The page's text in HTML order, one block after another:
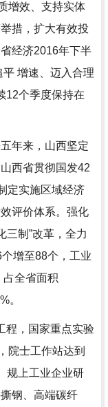
增效、支持实体
措，扩大有效投
经济2016年下半
增速、迈入合理
12个季度保持在
年来，山西坚定
西省贯彻国发42
定实施区域经济
评价体系。强化
三制”改革，全力
增至88个，工业
全省面积
。
程，国家重点实验
院士工作站达到
规上工业企业研
钢、高端碳纤